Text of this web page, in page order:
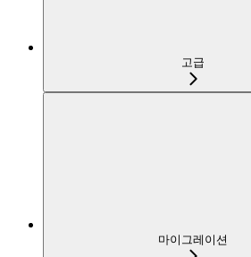
고급
마이그레이션